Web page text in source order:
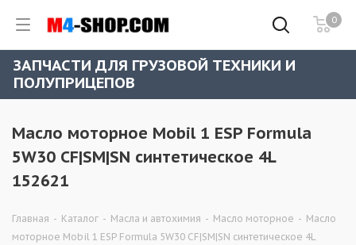
0
ЗАПЧАСТИ ДЛЯ ГРУЗОВОЙ ТЕХНИКИ И
ПОЛУПРИЦЕПОВ
Масло моторное Mobil 1 ESP Formula
5W30 CF|SM|SN синтетическое 4L
152621
Главная - Каталог - Масла и автохимия - Масло моторное - Масло
моторное Mobil 1 ESP Formula 5W30 CF|SM|SN синтетическое 4L